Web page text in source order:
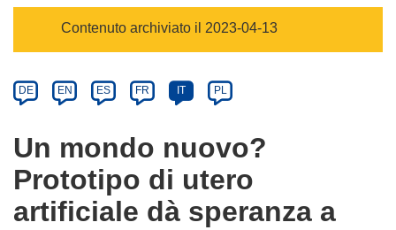
Category
Contenuto archiviato il 2023-04-13
Article
available
the
following
languages:
DE EN ES FR IT PL
Un mondo nuovo?
Prototipo di utero
artificiale dà speranza a